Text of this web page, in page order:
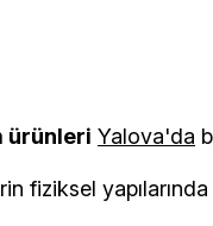
ürünleri Yalova'da
fiziksel